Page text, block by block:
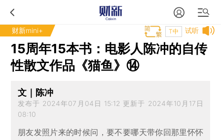
财新mini+ 试听
T中
15周年15本书：电影人陈冲的自传
性散文作品《猫鱼》⑭
文｜陈冲
发布于 2024年07月04日 15:12 更新于 2024年10月17日
08:10
朋友发照片来的时候问，要不要哪天带你回那里怀怀